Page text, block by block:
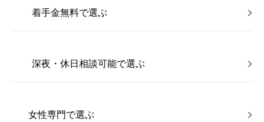
着手金無料で選ぶ
深夜・休日相談可能で選ぶ
女性専門で選ぶ